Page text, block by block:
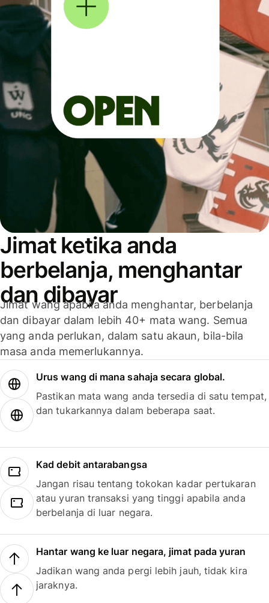
Jimat ketika anda
berbelanja, menghantar
dan dibayar
Jimat wang apabila anda menghantar, berbelanja
dan dibayar dalam lebih 40+ mata wang. Semua
yang anda perlukan, dalam satu akaun, bila-bila
masa anda memerlukannya.
Urus wang di mana sahaja secara global.
Pastikan mata wang anda tersedia di satu tempat,
dan tukarkannya dalam beberapa saat.
Kad debit antarabangsa
Jangan risau tentang tokokan kadar pertukaran
atau yuran transaksi yang tinggi apabila anda
berbelanja di luar negara.
Hantar wang ke luar negara, jimat pada yuran
Jadikan wang anda pergi lebih jauh, tidak kira
jaraknya.